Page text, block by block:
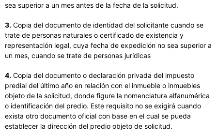
sea superior a un mes antes de la fecha de la solicitud.
3. Copia del documento de identidad del solicitante cuando se
trate de personas naturales o certificado de existencia y
representación legal, cuya fecha de expedición no sea superior a
un mes, cuando se trate de personas jurídicas
4. Copia del documento o declaración privada del impuesto
predial del último año en relación con el inmueble o inmuebles
objeto de la solicitud, donde figure la nomenclatura alfanumérica
o identificación del predio. Este requisito no se exigirá cuando
exista otro documento oficial con base en el cual se pueda
establecer la dirección del predio objeto de solicitud.